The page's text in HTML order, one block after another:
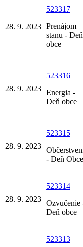
28. 9. 2023
523317
Prenájom
stanu - Deň
obce
28. 9. 2023
523316
Energia -
Deň obce
28. 9. 2023
523315
- Deň Obce
28. 9. 2023
523314
Ozvučenie
Deň obce
523313